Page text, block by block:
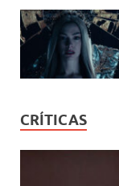
CRÍTICAS